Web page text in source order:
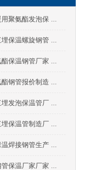
聚氨酯发泡保 ...
保温螺旋钢管 ...
保温钢管厂家 ...
钢管报价制造 ...
发泡保温管厂 ...
保温管制造厂 ...
焊接钢管生产 ...
保温厂家厂家 ...